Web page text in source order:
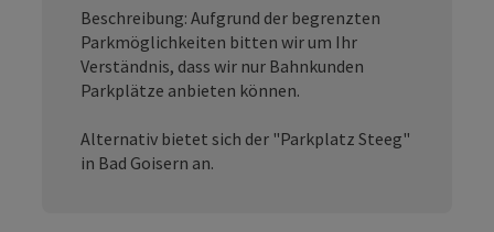
Beschreibung: Aufgrund der begrenzten
Parkmöglichkeiten bitten wir um Ihr
Verständnis, dass wir nur Bahnkunden
Parkplätze anbieten können.
Alternativ bietet sich der "Parkplatz Steeg"
in Bad Goisern an.